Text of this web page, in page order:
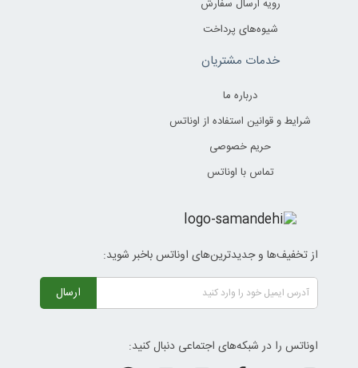
رویه ارسال سفارش
شیوه‌های پرداخت
خدمات مشتریان
درباره ما
شرایط و قوانین استفاده از اوناتس
حریم خصوصی
تماس با اوناتس
از تخفیف‌ها و جدیدترین‌های اوناتس باخبر شوید:
ارسال
اوناتس را در شبکه‌های اجتماعی دنبال کنید: